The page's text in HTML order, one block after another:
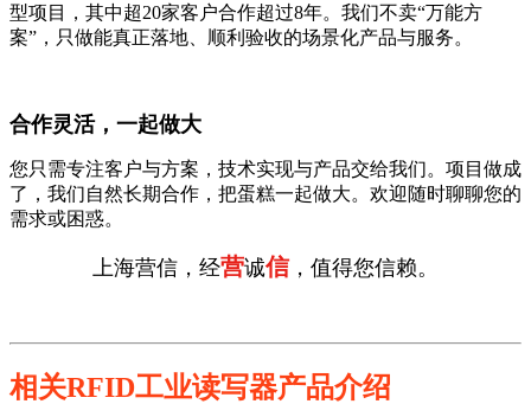
型项目，其中超20家客户合作超过8年。我们不卖“万能方
案”，只做能真正落地、顺利验收的场景化产品与服务。
合作灵活，一起做大
您只需专注客户与方案，技术实现与产品交给我们。项目做成
了，我们自然长期合作，把蛋糕一起做大。欢迎随时聊聊您的
需求或困惑。
上海营信，经营诚信，值得您信赖。
相关RFID工业读写器产品介绍